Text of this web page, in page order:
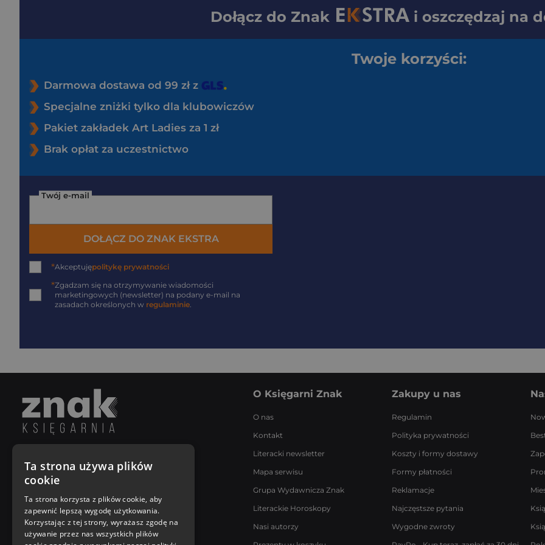
Dołącz do Znak i oszczędzaj na
Twoje korzyści:
Darmowa dostawa od 99 zł z
Specjalne zniżki tylko dla klubowiczów
Pakiet zakładek Art Ladies za 1 zł
Brak opłat za uczestnictwo
Twój e-mail
DOŁĄCZ DO ZNAK EKSTRA
*Akceptujępolitykę prywatności
*Zgadzam się na otrzymywanie wiadomości
marketingowych (newsletter) na podany e-mail na
zasadach określonych w regulaminie.
Poniedziałek - Piątek
8:00 - 18:00
[email protected]
Bądź z nami na bieżąco
O Księgarni Znak
O nas
Kontakt
Literacki newsletter
Mapa serwisu
Grupa Wydawnicza Znak
Literackie Horoskopy
Nasi autorzy
Zakupy u nas
Regulamin
Polityka prywatności
Koszty i formy dostawy
Formy płatności
Reklamacje
Najczęstsze pytania
Wygodne zwroty
Ta strona używa plików
cookie
Ta strona korzysta z plików cookie, aby
zapewnić lepszą wygodę użytkowania.
Korzystając z tej strony, wyrażasz zgodę na
używanie przez nas wszystkich plików